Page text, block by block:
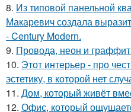
8. Из типовой панельной
Макаревич создала
- Century Modern.
9. Провода, неон и
10. Этот интерьер - про
эстетику, в которой нет
11. Дом, который живёт
12. Офис, который